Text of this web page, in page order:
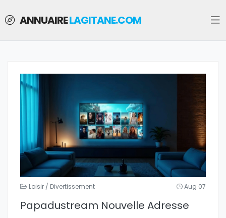
ANNUAIRELAGITANE.COM
Loisir / Divertissement Aug 07
Papadustream Nouvelle Adresse